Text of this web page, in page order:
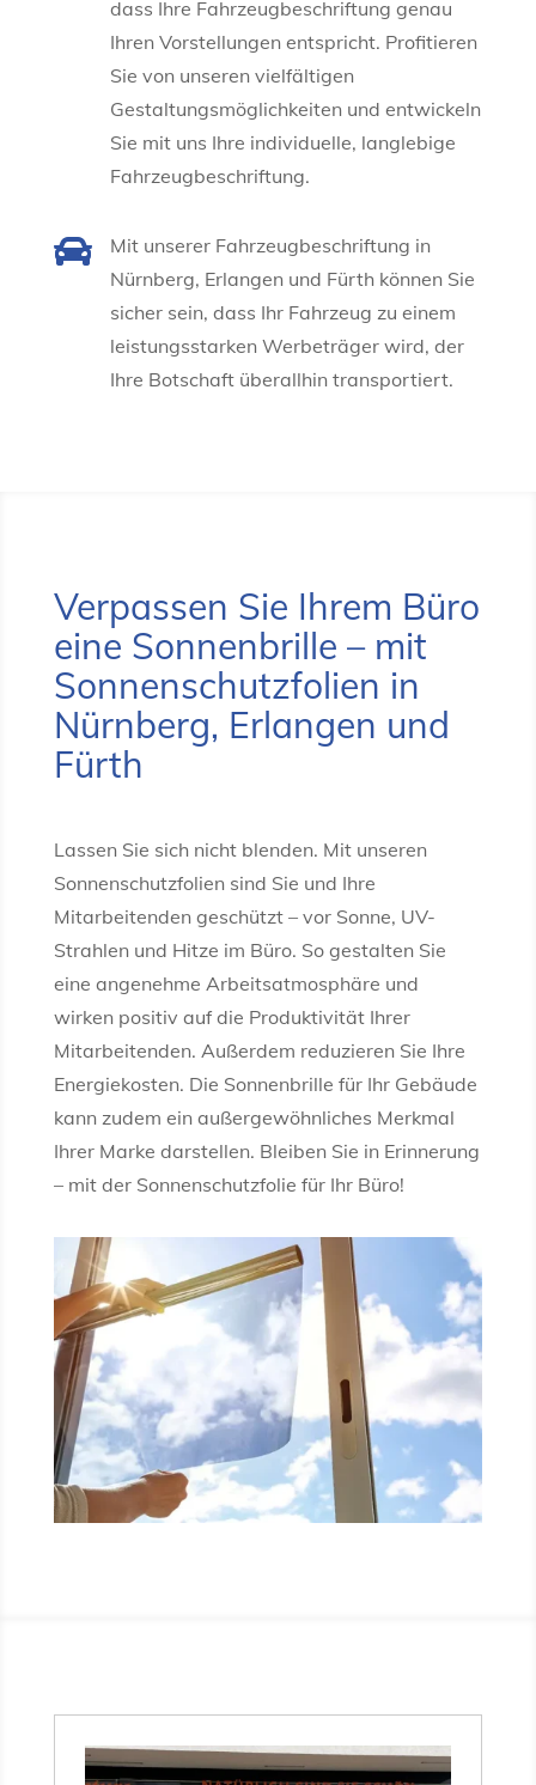
dass Ihre Fahrzeugbeschriftung genau
Ihren Vorstellungen entspricht. Profitieren
Sie von unseren vielfältigen
Gestaltungsmöglichkeiten und entwickeln
Sie mit uns Ihre individuelle, langlebige
Fahrzeugbeschriftung.

Mit unserer Fahrzeugbeschriftung in
Nürnberg, Erlangen und Fürth können Sie
sicher sein, dass Ihr Fahrzeug zu einem
leistungsstarken Werbeträger wird, der
Ihre Botschaft überallhin transportiert.
Verpassen Sie Ihrem Büro
eine Sonnenbrille – mit
Sonnenschutzfolien in
Nürnberg, Erlangen und
Fürth
Lassen Sie sich nicht blenden. Mit unseren
Sonnenschutzfolien sind Sie und Ihre
Mitarbeitenden geschützt – vor Sonne, UV-
Strahlen und Hitze im Büro. So gestalten Sie
eine angenehme Arbeitsatmosphäre und
wirken positiv auf die Produktivität Ihrer
Mitarbeitenden. Außerdem reduzieren Sie Ihre
Energiekosten. Die Sonnenbrille für Ihr Gebäude
kann zudem ein außergewöhnliches Merkmal
Ihrer Marke darstellen. Bleiben Sie in Erinnerung
– mit der Sonnenschutzfolie für Ihr Büro!